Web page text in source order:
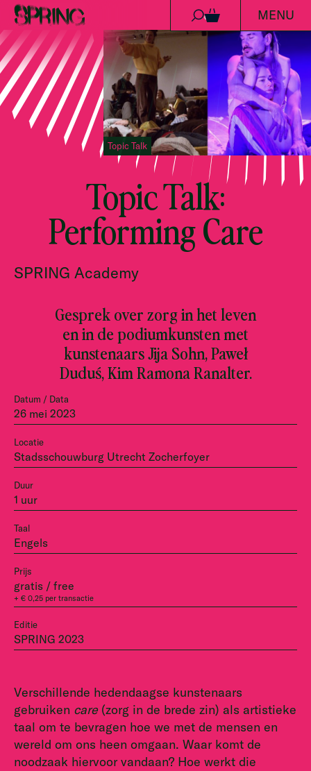
Ga naar de inhoud
0 MENU
Topic Talk
Topic Talk:
Performing Care
SPRING Academy
Datum / Data
26 mei 2023
Locatie
Stadsschouwburg Utrecht Zocherfoyer
Duur
1 uur
Taal
Engels
Prijs
gratis / free
+ € 0,25 per transactie
Editie
SPRING 2023
Gesprek over zorg in het leven
en in de podiumkunsten met
kunstenaars Jija Sohn, Paweł
Duduś, Kim Ramona Ranalter.
Verschillende hedendaagse kunstenaars
gebruiken care (zorg in de brede zin) als artistieke
taal om te bevragen hoe we met de mensen en
wereld om ons heen omgaan. Waar komt de
noodzaak hiervoor vandaan? Hoe werkt die